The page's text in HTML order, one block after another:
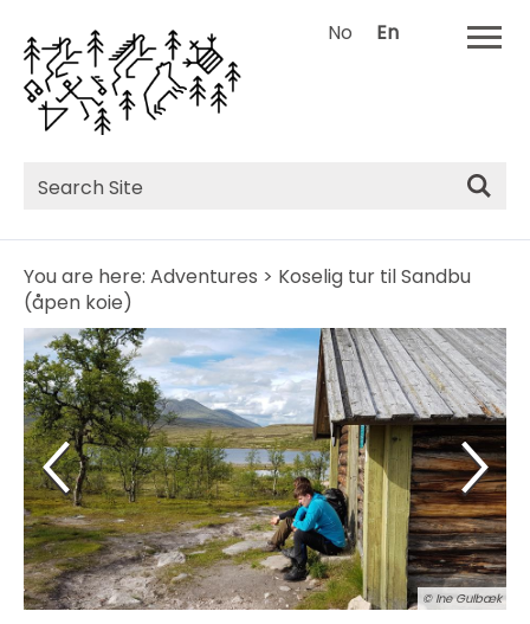
No En
Site
Search
You are here: Adventures > Koselig tur til Sandbu
(åpen koie)
© Ine Gulbæk